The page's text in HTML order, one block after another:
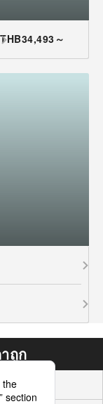
THB34,493～
ถูก
วายแปซิฟิก